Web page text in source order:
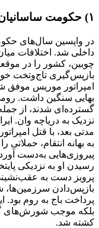
۱) حکومت ساسانیان و امپراتوری روم
در واپسین سال‌های
داخلی شد. اختلافات
چوبین، کشور را در
بازپس‌گیری تاج‌وتخت
امپراتور موریس موفق
بهایی سنگین داشت.
گسترده‌ای شدند، از
نزدیک به دریاچه وان.
مدتی بعد، با قتل
به بهانه انتقام،
پیروزی‌هایی به‌دست
رسیدن او به نزدیکی
پرویز دست به
بازپس‌دادن سرزمین‌ها،
پرداخت باج به روم
بلکه موجب شورش‌های
کشته شد.